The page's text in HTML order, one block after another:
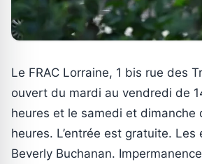
Le FRAC Lorraine, 1 bis rue des
ouvert du mardi au vendredi de
heures et le samedi et dimanche
heures. L’entrée est gratuite. Les
Beverly Buchanan.